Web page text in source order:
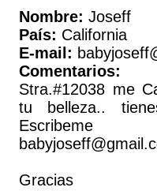
Nombre: Joseff
País: California
E-mail:
Comentarios:
Stra.#12038 me
tu belleza..
Escribeme
Gracias